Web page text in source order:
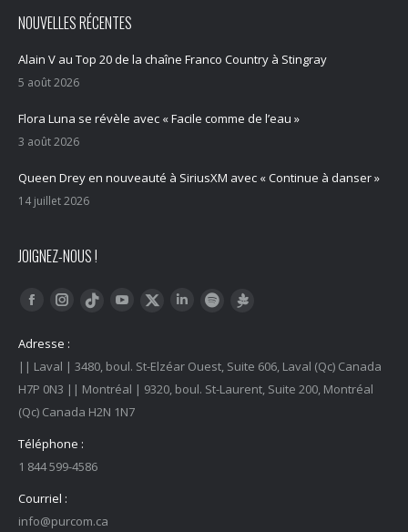
NOUVELLES RÉCENTES
Alain V au Top 20 de la chaîne Franco Country à Stingray
5 août 2026
Flora Luna se révèle avec « Facile comme de l’eau »
3 août 2026
Queen Drey en nouveauté à SiriusXM avec « Continue à danser »
14 juillet 2026
JOIGNEZ-NOUS !
Trouvez nous sur :
FacebookInstagram
Tiktok YouTubeTwitter LinkedInSpotify
Adresse :
|| Laval | 3480, boul. St-Elzéar Ouest, Suite 606, Laval (Qc) Canada
H7P 0N3 || Montréal | 9320, boul. St-Laurent, Suite 200, Montréal
(Qc) Canada H2N 1N7
Téléphone :
1 844 599-4586
Courriel :
info@purcom.ca